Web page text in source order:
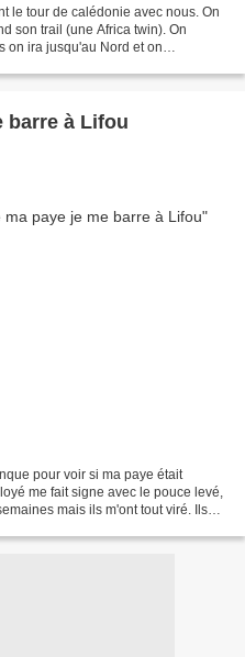
le tour de calédonie avec nous. On
son trail (une Africa twin). On
on ira jusqu'au Nord et on
barre à Lifou
pour voir si ma paye était
me fait signe avec le pouce levé,
mais ils m'ont tout viré. Ils